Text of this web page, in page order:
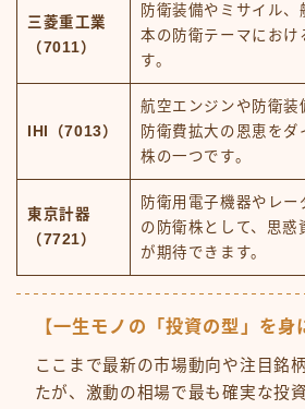
三菱重工業
（7011）
防衛装備やミサイル、
本の防衛テーマにおけ
す。
IHI（7013）
航空エンジンや防衛装
防衛費拡大の恩恵を
株の一つです。
東京計器
（7721）
防衛用電子機器やレ
の防衛株として、思惑
が期待できます。
【一生モノの「投資の型」を身
ここまで最新の市場動向や注目銘
たが、激動の相場で最も確実な投